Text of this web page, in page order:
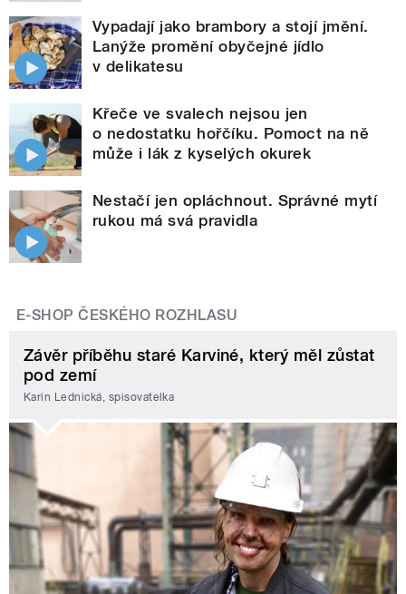
Vypadají jako brambory a stojí jmění.
Lanýže promění obyčejné jídlo
v delikatesu
Křeče ve svalech nejsou jen
o nedostatku hořčíku. Pomoct na ně
může i lák z kyselých okurek
Nestačí jen opláchnout. Správné mytí
rukou má svá pravidla
E-SHOP ČESKÉHO ROZHLASU
Závěr příběhu staré Karviné, který měl zůstat
pod zemí
Karin Lednická, spisovatelka